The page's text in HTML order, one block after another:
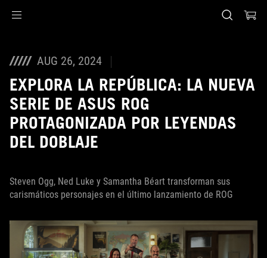
AUG 26, 2024
EXPLORA LA REPÚBLICA: LA NUEVA
SERIE DE ASUS ROG
PROTAGONIZADA POR LEYENDAS
DEL DOBLAJE
Steven Ogg, Ned Luke y Samantha Béart transforman sus
carismáticos personajes en el último lanzamiento de ROG